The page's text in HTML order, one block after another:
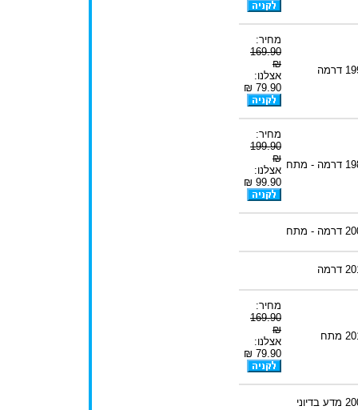
דרמה
מחיר:
169.90
₪
אצלנו:
79.90 ₪
דרמה - מתח
מחיר:
199.90
₪
אצלנו:
99.90 ₪
דרמה - מתח
דרמה
מתח
מחיר:
169.90
₪
אצלנו:
79.90 ₪
מדע בדיוני